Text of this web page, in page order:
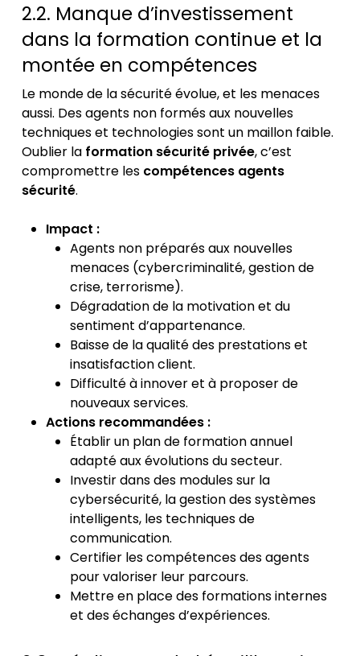
2.2. Manque d’investissement
dans la formation continue et la
montée en compétences
Le monde de la sécurité évolue, et les menaces
aussi. Des agents non formés aux nouvelles
techniques et technologies sont un maillon faible.
Oublier la formation sécurité privée, c’est
compromettre les compétences agents
sécurité.
Impact :
Agents non préparés aux nouvelles
menaces (cybercriminalité, gestion de
crise, terrorisme).
Dégradation de la motivation et du
sentiment d’appartenance.
Baisse de la qualité des prestations et
insatisfaction client.
Difficulté à innover et à proposer de
nouveaux services.
Actions recommandées :
Établir un plan de formation annuel
adapté aux évolutions du secteur.
Investir dans des modules sur la
cybersécurité, la gestion des systèmes
intelligents, les techniques de
communication.
Certifier les compétences des agents
pour valoriser leur parcours.
Mettre en place des formations internes
et des échanges d’expériences.